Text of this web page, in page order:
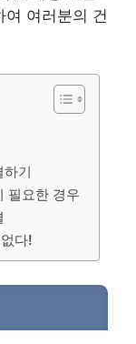
여 여러분의 건
기
필요한 경우
다!